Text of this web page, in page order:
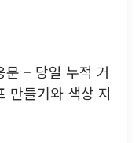
문 – 당일 누적 거
만들기와 색상 지